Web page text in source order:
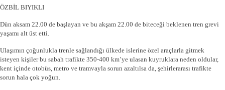
ÖZBİL BIYIKLI
Dün aksam 22.00 de başlayan ve bu akşam 22.00 de biteceği beklenen tren grevi
yaşamı alt üst etti.
Ulaşımın çoğunlukla trenle sağlandığı ülkede islerine özel araçlarla gitmek
isteyen kişiler bu sabah trafikte 350-400 km’ye ulasan kuyruklara neden oldular,
kent içinde otobüs, metro ve tramvayla sorun azaltılsa da, şehirlerarası trafikte
sorun hala çok yoğun.